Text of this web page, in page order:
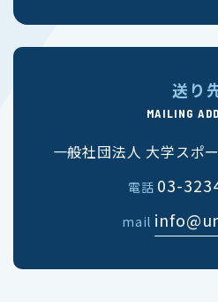
送り
MAILING
一般社団法人 大学スポ
電話 03-
mail